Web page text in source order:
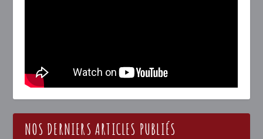
NOS DERNIERS ARTICLES PUBLIÉS